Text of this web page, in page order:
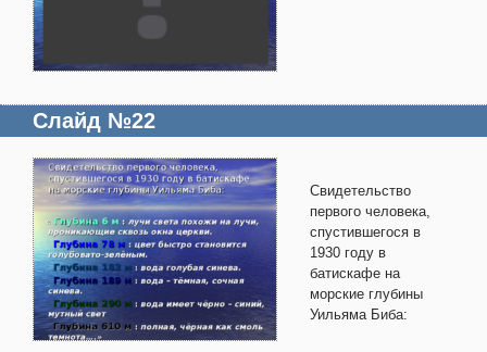
Слайд №22
Свидетельство
первого человека,
спустившегося в
1930 году в
батискафе на
морские глубины
Уильяма Биба: